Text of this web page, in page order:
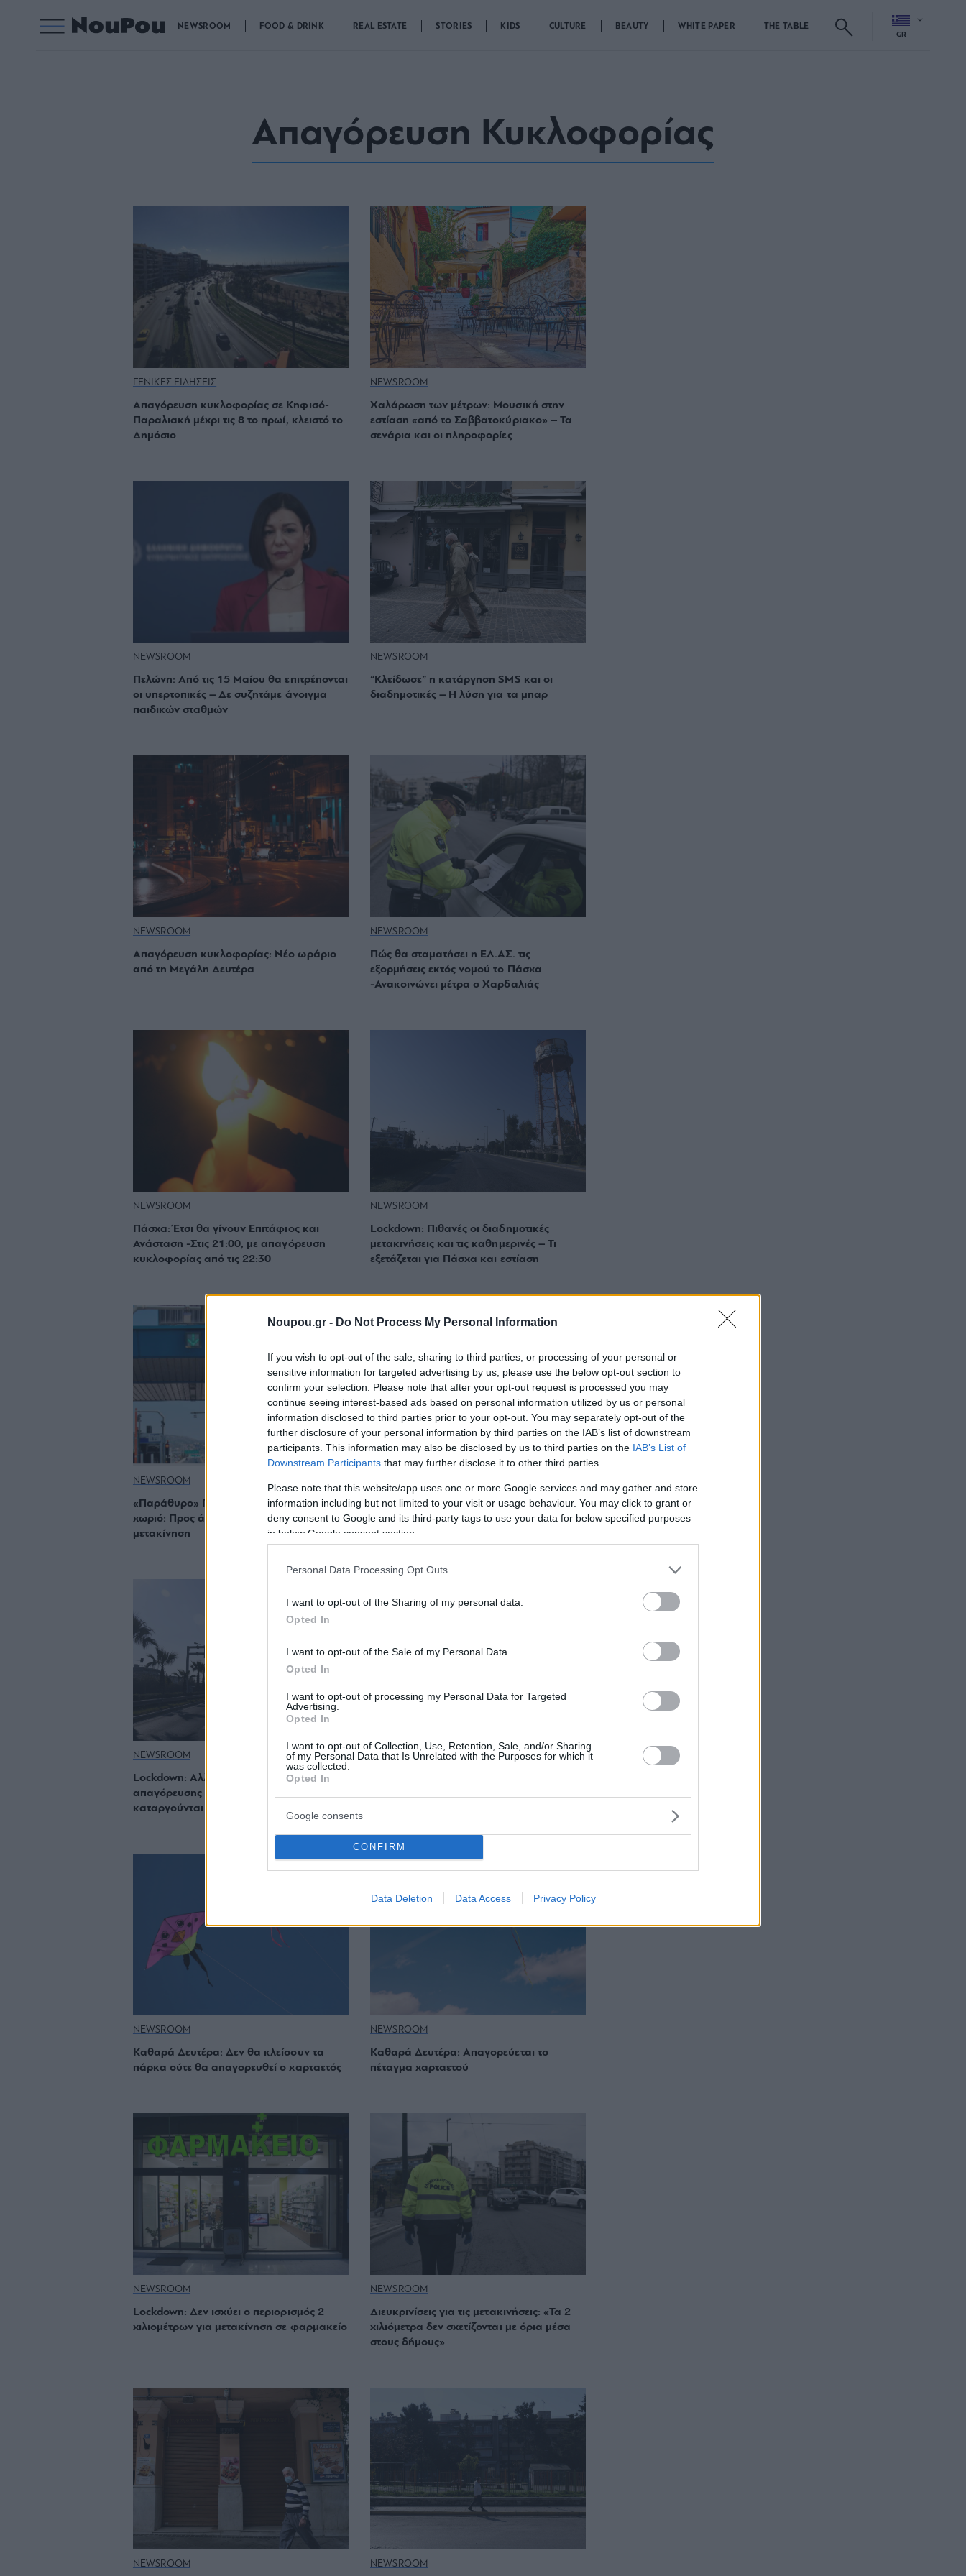
Noupou.gr - Do Not Process My Personal Information
If you wish to opt-out of the sale, sharing to third parties, or processing of your personal or
sensitive information for targeted advertising by us, please use the below opt-out section to
confirm your selection. Please note that after your opt-out request is processed you may
continue seeing interest-based ads based on personal information utilized by us or personal
information disclosed to third parties prior to your opt-out. You may separately opt-out of the
further disclosure of your personal information by third parties on the IAB’s list of downstream
participants. This information may also be disclosed by us to third parties on the IAB’s List of
Downstream Participants that may further disclose it to other third parties.
Please note that this website/app uses one or more Google services and may gather and store
information including but not limited to your visit or usage behaviour. You may click to grant or
deny consent to Google and its third-party tags to use your data for below specified purposes
in below Google consent section.
Personal Data Processing Opt Outs
I want to opt-out of the Sharing of my personal data.
Opted In
I want to opt-out of the Sale of my Personal Data.
Opted In
I want to opt-out of processing my Personal Data for Targeted
Advertising.
Opted In
I want to opt-out of Collection, Use, Retention, Sale, and/or Sharing
of my Personal Data that Is Unrelated with the Purposes for which it
was collected.
Opted In
Google consents
CONFIRM
Data Deletion Data Access Privacy Policy
NEWSROOM FOOD & DRINK REAL ESTATE STORIES KIDS CULTURE BEAUTY WHITE PAPER THE TABLE
GR
Απαγόρευση Κυκλοφορίας
ΓΕΝΙΚΕΣ ΕΙΔΗΣΕΙΣ
Απαγόρευση κυκλοφορίας σε Κηφισό-
Παραλιακή μέχρι τις 8 το πρωί, κλειστό το
Δημόσιο
NEWSROOM
Χαλάρωση των μέτρων: Μουσική στην
εστίαση «από το Σαββατοκύριακο» – Τα
σενάρια και οι πληροφορίες
NEWSROOM
Πελώνη: Από τις 15 Μαίου θα επιτρέπονται
οι υπερτοπικές – Δε συζητάμε άνοιγμα
παιδικών σταθμών
NEWSROOM
“Κλείδωσε” η κατάργηση SMS και οι
διαδημοτικές – Η λύση για τα μπαρ
NEWSROOM
Απαγόρευση κυκλοφορίας: Νέο ωράριο
από τη Μεγάλη Δευτέρα
NEWSROOM
Πώς θα σταματήσει η ΕΛ.ΑΣ. τις
εξορμήσεις εκτός νομού το Πάσχα
-Ανακοινώνει μέτρα ο Χαρδαλιάς
NEWSROOM
Πάσχα: Έτσι θα γίνουν Επιτάφιος και
Ανάσταση -Στις 21:00, με απαγόρευση
κυκλοφορίας από τις 22:30
NEWSROOM
Lockdown: Πιθανές οι διαδημοτικές
μετακινήσεις και τις καθημερινές – Τι
εξετάζεται για Πάσχα και εστίαση
NEWSROOM
«Παράθυρο» Γεραπετρίτη για Πάσχα στο
χωριό: Προς άνοιγμα η υπερτοπική
μετακίνηση
Αίνιγμα το «Πάσχα στο χωριό»- Πότε
αναμένεται να επιτραπούν οι μετακινήσεις
από νομό σε νομό
NEWSROOM
Lockdown: Αλλαγή του ωραρίου
απαγόρευσης κυκλοφορίας τα ΣΚ –
καταργούνται τα «2 χλμ.»
NEWSROOM
NEWSROOM
Καθαρά Δευτέρα: Δεν θα κλείσουν τα
πάρκα ούτε θα απαγορευθεί ο χαρταετός
NEWSROOM
Καθαρά Δευτέρα: Απαγορεύεται το
πέταγμα χαρταετού
NEWSROOM
Lockdown: Δεν ισχύει ο περιορισμός 2
χιλιομέτρων για μετακίνηση σε φαρμακείο
NEWSROOM
Διευκρινίσεις για τις μετακινήσεις: «Τα 2
χιλιόμετρα δεν σχετίζονται με όρια μέσα
στους δήμους»
NEWSROOM NEWSROOM